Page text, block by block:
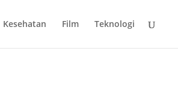
Kesehatan Film Teknologi